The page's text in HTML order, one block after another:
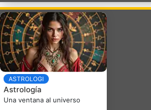
ASTROLOGI
Astrología
Una ventana al universo